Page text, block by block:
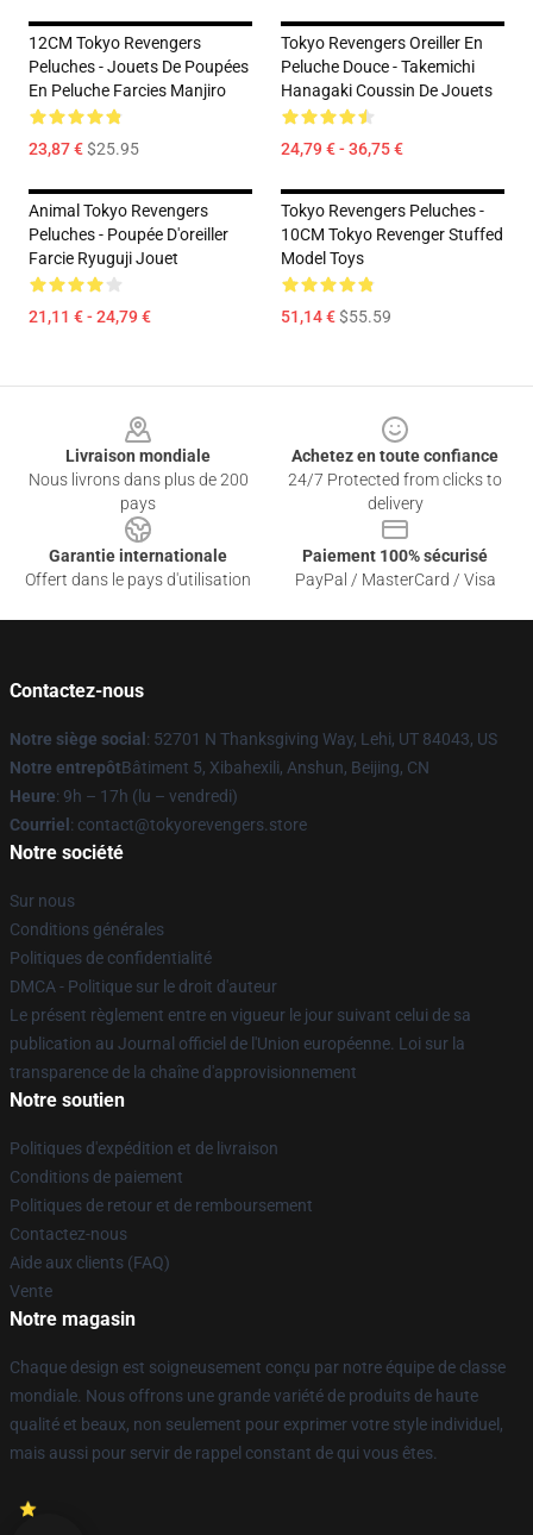
12CM Tokyo Revengers
Peluches - Jouets De Poupées
En Peluche Farcies Manjiro
23,87 €$25.95
Tokyo Revengers Oreiller En
Peluche Douce - Takemichi
Hanagaki Coussin De Jouets
24,79 € - 36,75 €
Animal Tokyo Revengers
Peluches - Poupée D'oreiller
Farcie Ryuguji Jouet
21,11 € - 24,79 €
Tokyo Revengers Peluches -
10CM Tokyo Revenger Stuffed
Model Toys
51,14 €$55.59
Livraison mondiale
Nous livrons dans plus de 200
pays
Achetez en toute confiance
24/7 Protected from clicks to
delivery
Garantie internationale
Offert dans le pays d'utilisation
Paiement 100% sécurisé
PayPal / MasterCard / Visa
Contactez-nous
Notre siège social : 52701 N Thanksgiving Way, Lehi, UT 84043, US
Notre entrepôtBâtiment 5, Xibahexili, Anshun, Beijing, CN
Heure: 9h – 17h (lu – vendredi)
Courriel : contact@tokyorevengers.store
Notre société
Sur nous
Conditions générales
Politiques de confidentialité
DMCA - Politique sur le droit d'auteur
Le présent règlement entre en vigueur le jour suivant celui de sa
publication au Journal officiel de l'Union européenne. Loi sur la
transparence de la chaîne d'approvisionnement
Notre soutien
Politiques d'expédition et de livraison
Conditions de paiement
Politiques de retour et de remboursement
Contactez-nous
Aide aux clients (FAQ)
Vente
Notre magasin
Chaque design est soigneusement conçu par notre équipe de classe
mondiale. Nous offrons une grande variété de produits de haute
qualité et beaux, non seulement pour exprimer votre style individuel,
mais aussi pour servir de rappel constant de qui vous êtes.